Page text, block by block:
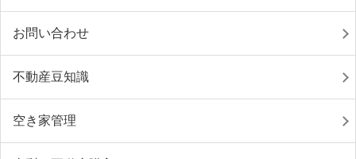
お問い合わせ
不動産豆知識
空き家管理